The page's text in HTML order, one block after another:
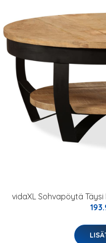
vidaXL Sohvapöytä